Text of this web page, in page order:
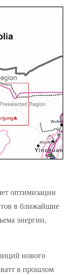
оптимизации
в ближайшие
энергии,
нового
в прошлом